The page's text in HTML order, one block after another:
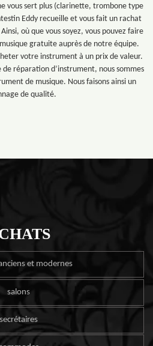
vous sert plus (clarinette, trombone type
Eddy recueille et vous fait un rachat
où que vous soyez, vous pouvez faire
gratuite auprès de notre équipe.
votre instrument à un prix de valeur.
réparation d’instrument, nous sommes
de musique. Nous faisons ainsi un
de qualité.
et modernes
salons
secrétaires